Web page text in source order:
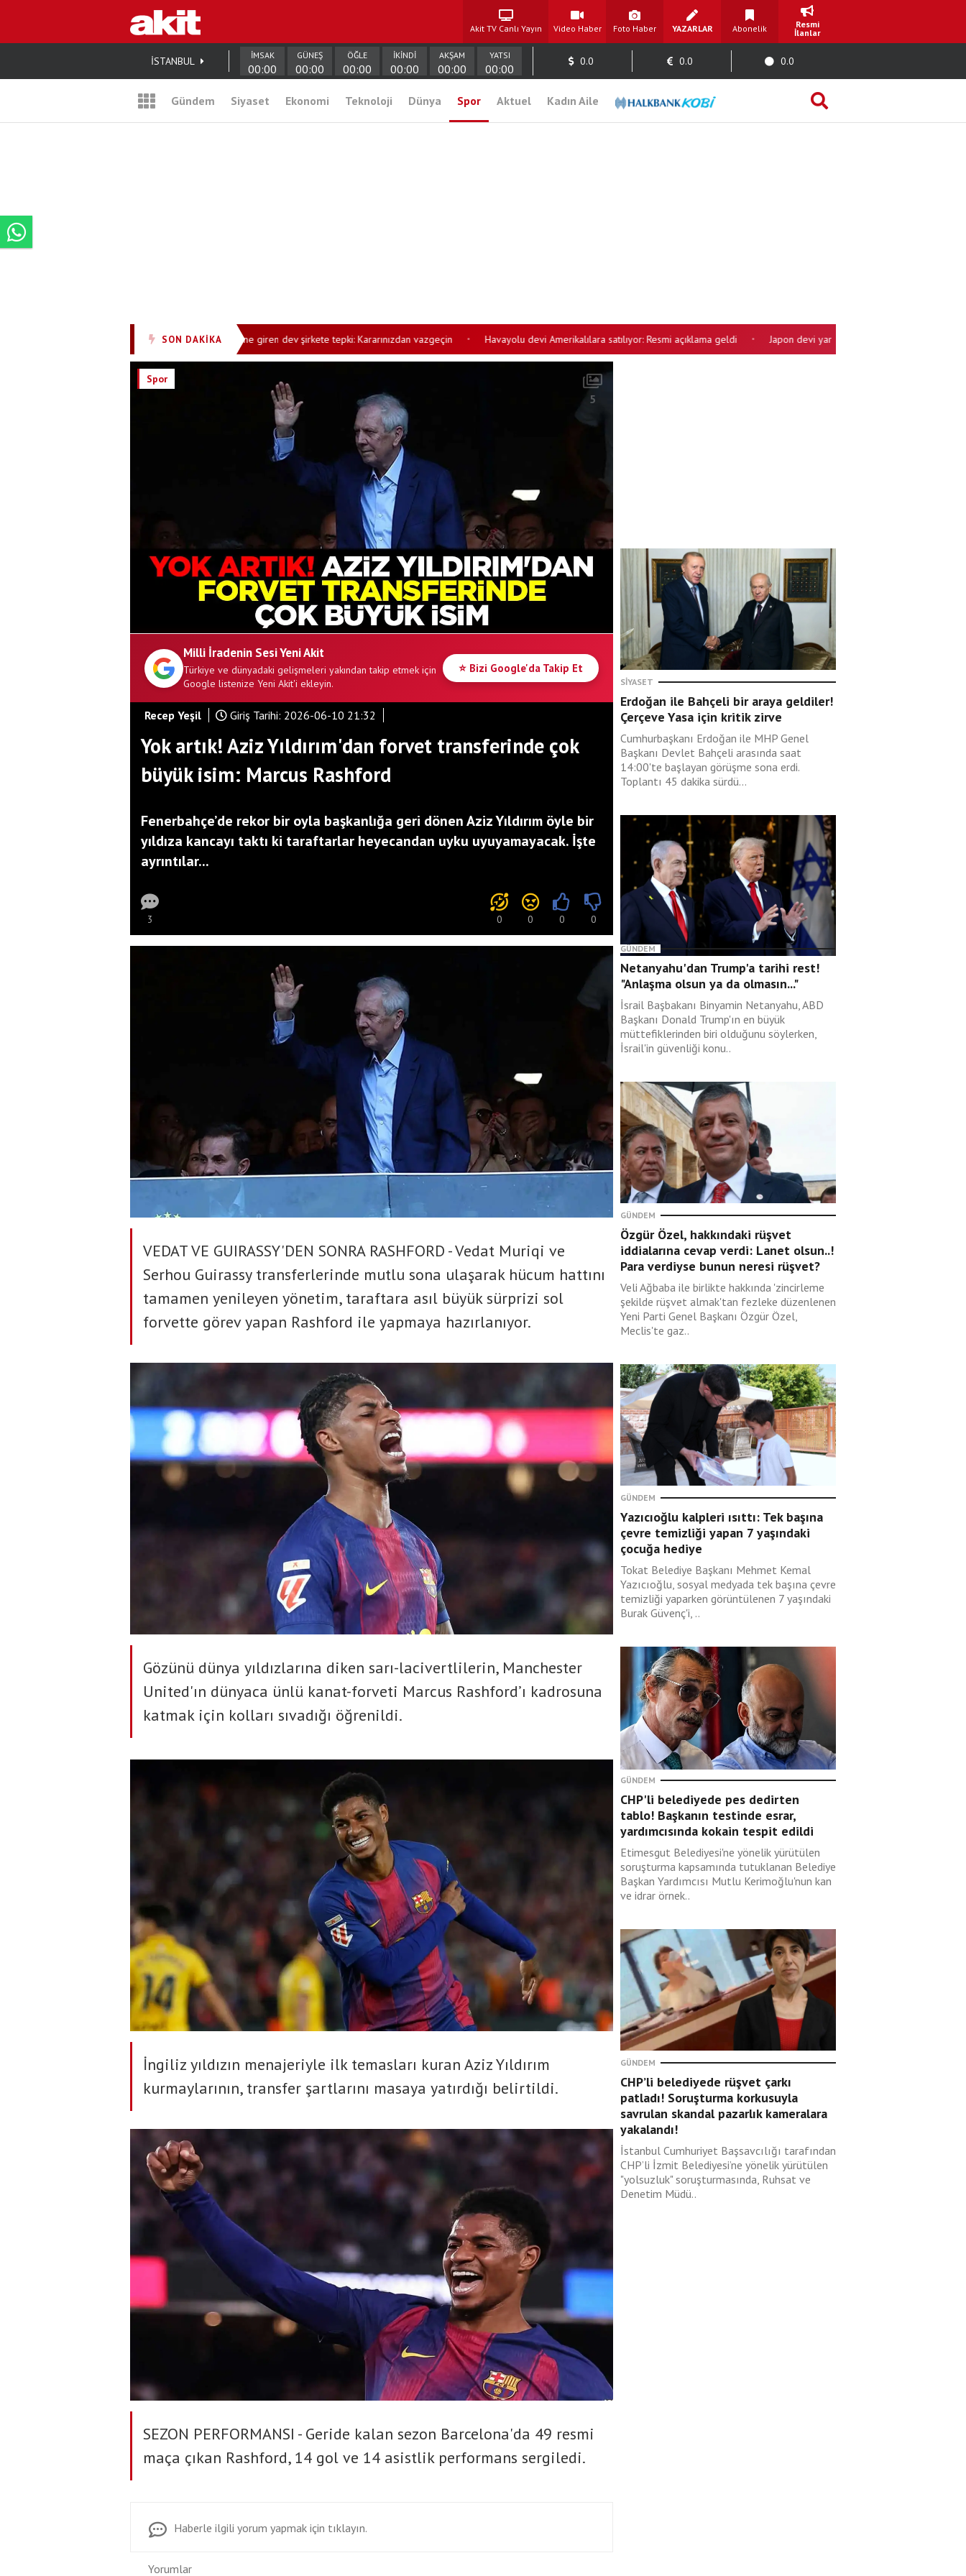
Akit TV Canlı Yayın Video Haber Foto Haber YAZARLAR Abonelik
Resmi
İlanlar
İSTANBUL İMSAK
00:00
GÜNEŞ
00:00
ÖĞLE
00:00
İKİNDİ
00:00
AKŞAM
00:00
YATSI
00:00
0.0 0.0 0.0
Gündem Siyaset Ekonomi Teknoloji Dünya Spor Aktuel Kadın Aile
SON DAKİKA
Savunma sanayi işine giren dev şirkete tepki: Kararınızdan vazgeçin • Havayolu devi Amerikalılara satılıyor: Resmi açıklama geldi • Japon devi yarışa katıldı! Aylık 1.000 robot üretecek
Spor
5
Milli İradenin Sesi Yeni Akit
Türkiye ve dünyadaki gelişmeleri yakından takip etmek için
Google listenize Yeni Akit'i ekleyin.
⭐ Bizi Google'da Takip Et
Recep Yeşil Giriş Tarihi: 2026-06-10 21:32
Yok artık! Aziz Yıldırım'dan forvet transferinde çok
büyük isim: Marcus Rashford
Fenerbahçe’de rekor bir oyla başkanlığa geri dönen Aziz Yıldırım öyle bir
yıldıza kancayı taktı ki taraftarlar heyecandan uyku uyuyamayacak. İşte
ayrıntılar...
3 0 0 0 0
VEDAT VE GUIRASSY'DEN SONRA RASHFORD - Vedat Muriqi ve
Serhou Guirassy transferlerinde mutlu sona ulaşarak hücum hattını
tamamen yenileyen yönetim, taraftara asıl büyük sürprizi sol
forvette görev yapan Rashford ile yapmaya hazırlanıyor.
Gözünü dünya yıldızlarına diken sarı-lacivertlilerin, Manchester
United'ın dünyaca ünlü kanat-forveti Marcus Rashford’ı kadrosuna
katmak için kolları sıvadığı öğrenildi.
İngiliz yıldızın menajeriyle ilk temasları kuran Aziz Yıldırım
kurmaylarının, transfer şartlarını masaya yatırdığı belirtildi.
SEZON PERFORMANSI - Geride kalan sezon Barcelona'da 49 resmi
maça çıkan Rashford, 14 gol ve 14 asistlik performans sergiledi.
Haberle ilgili yorum yapmak için tıklayın.
Yorumlar
SIYASET
Erdoğan ile Bahçeli bir araya geldiler!
Çerçeve Yasa için kritik zirve
Cumhurbaşkanı Erdoğan ile MHP Genel
Başkanı Devlet Bahçeli arasında saat
14:00'te başlayan görüşme sona erdi.
Toplantı 45 dakika sürdü...
GÜNDEM
Netanyahu'dan Trump'a tarihi rest!
"Anlaşma olsun ya da olmasın..."
İsrail Başbakanı Binyamin Netanyahu, ABD
Başkanı Donald Trump'ın en büyük
müttefiklerinden biri olduğunu söylerken,
İsrail'in güvenliği konu..
GÜNDEM
Özgür Özel, hakkındaki rüşvet
iddialarına cevap verdi: Lanet olsun..!
Para verdiyse bunun neresi rüşvet?
Veli Ağbaba ile birlikte hakkında 'zincirleme
şekilde rüşvet almak'tan fezleke düzenlenen
Yeni Parti Genel Başkanı Özgür Özel,
Meclis'te gaz..
GÜNDEM
Yazıcıoğlu kalpleri ısıttı: Tek başına
çevre temizliği yapan 7 yaşındaki
çocuğa hediye
Tokat Belediye Başkanı Mehmet Kemal
Yazıcıoğlu, sosyal medyada tek başına çevre
temizliği yaparken görüntülenen 7 yaşındaki
Burak Güvenç'i, ..
GÜNDEM
CHP'li belediyede pes dedirten
tablo! Başkanın testinde esrar,
yardımcısında kokain tespit edildi
Etimesgut Belediyesi'ne yönelik yürütülen
soruşturma kapsamında tutuklanan Belediye
Başkan Yardımcısı Mutlu Kerimoğlu'nun kan
ve idrar örnek..
GÜNDEM
CHP’li belediyede rüşvet çarkı
patladı! Soruşturma korkusuyla
savrulan skandal pazarlık kameralara
yakalandı!
İstanbul Cumhuriyet Başsavcılığı tarafından
CHP’li İzmit Belediyesi’ne yönelik yürütülen
"yolsuzluk" soruşturmasında, Ruhsat ve
Denetim Müdü..